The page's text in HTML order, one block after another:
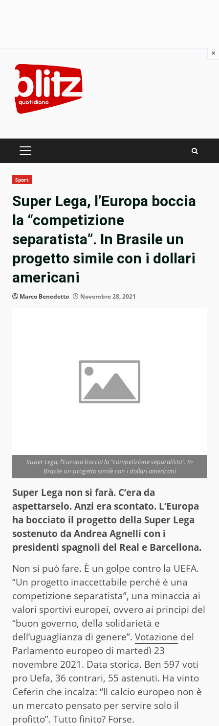
content
PRIMARY
Sport
Super Lega, l’Europa boccia
la “competizione
separatista”. In Brasile un
progetto simile con i dollari
americani
Marco Benedetto Novembre 28, 2021
Super Lega, l’Europa boccia la “competizione separatista”. In
Brasile un progetto simile con i dollari americani
Super Lega non si farà. C’era da
aspettarselo. Anzi era scontato. L’Europa
ha bocciato il progetto della Super Lega
sostenuto da Andrea Agnelli con i
presidenti spagnoli del Real e Barcellona.
Non si puòfare. È un golpe contro la UEFA.
“Un progetto inaccettabile perché è una
competizione separatista”, una minaccia ai
valori sportivi europei, ovvero ai principi del
“buon governo, della solidarietà e
dell’uguaglianza di genere”. Votazione del
Parlamento europeo di martedì 23
novembre 2021. Data storica. Ben 597 voti
pro Uefa, 36 contrari, 55 astenuti. Ha vinto
Ceferin che incalza: “Il calcio europeo non è
un mercato pensato per servire solo il
profitto”. Tutto finito? Forse.
×